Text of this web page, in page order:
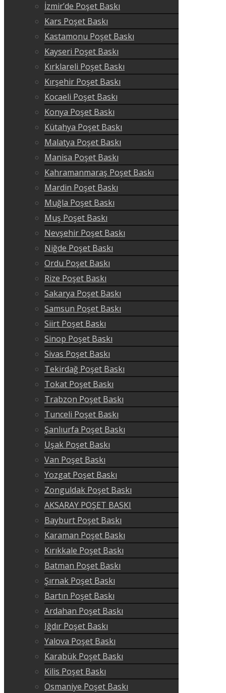
İzmir’de Poşet Baskı
Kars Poşet Baskı
Kastamonu Poşet Baskı
Kayseri Poşet Baskı
Kırklareli Poşet Baskı
Kırşehir Poşet Baskı
Kocaeli Poşet Baskı
Konya Poşet Baskı
Kütahya Poşet Baskı
Malatya Poşet Baskı
Manisa Poşet Baskı
Kahramanmaraş Poşet Baskı
Mardin Poşet Baskı
Muğla Poşet Baskı
Muş Poşet Baskı
Nevşehir Poşet Baskı
Niğde Poşet Baskı
Ordu Poşet Baskı
Rize Poşet Baskı
Sakarya Poşet Baskı
Samsun Poşet Baskı
Siirt Poşet Baskı
Sinop Poşet Baskı
Sivas Poşet Baskı
Tekirdağ Poşet Baskı
Tokat Poşet Baskı
Trabzon Poşet Baskı
Tunceli Poşet Baskı
Şanlıurfa Poşet Baskı
Uşak Poşet Baskı
Van Poşet Baskı
Yozgat Poşet Baskı
Zonguldak Poşet Baskı
AKSARAY POŞET BASKI
Bayburt Poşet Baskı
Karaman Poşet Baskı
Kırıkkale Poşet Baskı
Batman Poşet Baskı
Şırnak Poşet Baskı
Bartın Poşet Baskı
Ardahan Poşet Baskı
Iğdır Poşet Baskı
Yalova Poşet Baskı
Karabük Poşet Baskı
Kilis Poşet Baskı
Osmaniye Poşet Baskı